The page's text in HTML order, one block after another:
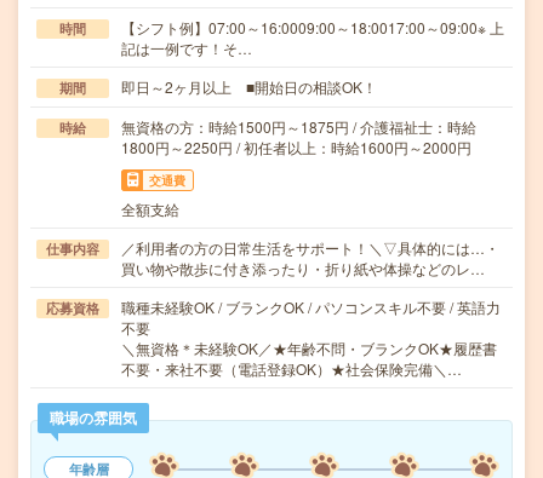
時間
【シフト例】07:00～16:0009:00～18:0017:00～09:00※ 上
記は一例です！そ…
期間 即日～2ヶ月以上 ■開始日の相談OK！
時給
無資格の方：時給1500円～1875円 / 介護福祉士：時給
1800円～2250円 / 初任者以上：時給1600円～2000円
交通費
全額支給
仕事内容
／利用者の方の日常生活をサポート！＼▽具体的には…・
買い物や散歩に付き添ったり・折り紙や体操などのレ…
応募資格
職種未経験OK / ブランクOK / パソコンスキル不要 / 英語力
不要
＼無資格＊未経験OK／★年齢不問・ブランクOK★履歴書
不要・来社不要（電話登録OK）★社会保険完備＼…
職場の雰囲気
年齢層